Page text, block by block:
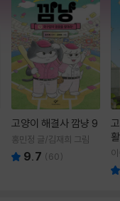
고양이 해결사 깜냥 9
홍민정 글/김재희 그림
9.7 (60)